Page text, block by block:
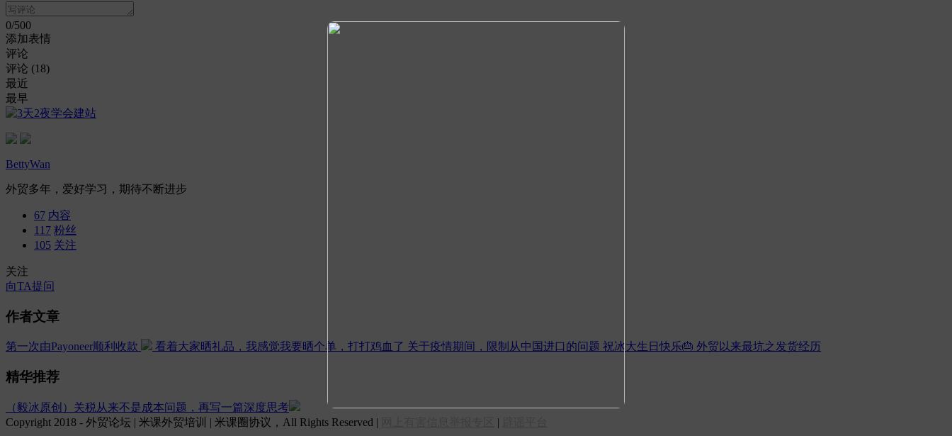
0/500
添加表情
评论
评论 (18)
最近
最早
BettyWan
外贸多年，爱好学习，期待不断进步
67 内容
117 粉丝
105 关注
关注
向TA提问
作者文章
第一次由Payoneer顺利收款 看着大家晒礼品，我感觉我要晒个单，打打鸡血了 关于疫情期间，限制从中国进口的问题 祝冰大生日快乐🎂 外贸以来最坑之发货经历
精华推荐
（毅冰原创）关税从来不是成本问题，再写一篇深度思考
Copyright 2018 - 外贸论坛 | 米课外贸培训 | 米课圈协议，All Rights Reserved |
|